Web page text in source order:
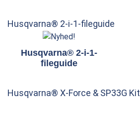
Husqvarna® 2-i-1-fileguide
Husqvarna® 2-i-1-
fileguide
Husqvarna® X-Force & SP33G Kit